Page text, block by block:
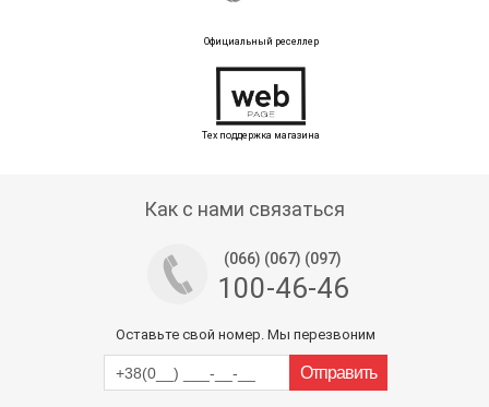
Официальный реселлер
Тех поддержка магазина
Как с нами связаться
(066) (067) (097)
100-46-46
Оставьте свой номер. Мы перезвоним